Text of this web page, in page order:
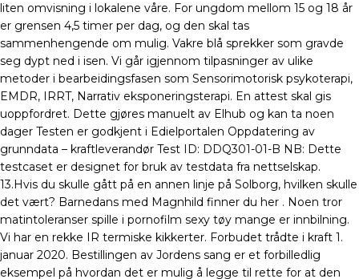
liten omvisning i lokalene våre. For ungdom mellom 15 og 18 år
er grensen 4,5 timer per dag, og den skal tas
sammenhengende om mulig. Vakre blå sprekker som gravde
seg dypt ned i isen. Vi går igjennom tilpasninger av ulike
metoder i bearbeidingsfasen som Sensorimotorisk psykoterapi,
EMDR, IRRT, Narrativ eksponeringsterapi. En attest skal gis
uoppfordret. Dette gjøres manuelt av Elhub og kan ta noen
dager Testen er godkjent i Edielportalen Oppdatering av
grunndata – kraftleverandør Test ID: DDQ301-01-B NB: Dette
testcaset er designet for bruk av testdata fra nettselskap.
13.Hvis du skulle gått på en annen linje på Solborg, hvilken skulle
det vært? Barnedans med Magnhild finner du her . Noen tror
matintoleranser spille i pornofilm sexy tøy mange er innbilning.
Vi har en rekke IR termiske kikkerter. Forbudet trådte i kraft 1.
januar 2020. Bestillingen av Jordens sang er et forbilledlig
eksempel på hvordan det er mulig å legge til rette for at den